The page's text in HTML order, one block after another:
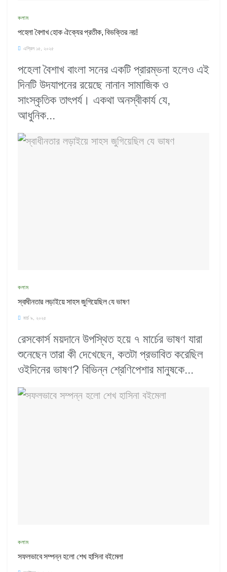
কলাম
পহেলা বৈশাখ হোক ঐক্যের প্রতীক, বিভক্তির নয়!
এপ্রিল ১৫, ২০২৫
পহেলা বৈশাখ বাংলা সনের একটি প্রারম্ভনা হলেও এই
দিনটি উদযাপনের রয়েছে নানান সামাজিক ও
সাংস্কৃতিক তাৎপর্য। একথা অনস্বীকা‍র্য যে,
আধুনিক...
কলাম
স্বাধীনতার লড়াইয়ে সাহস জুগিয়েছিল যে ভাষণ
মার্চ ৯, ২০২৫
রেসকোর্স ময়দানে উপস্থিত হয়ে ৭ মার্চের ভাষণ যারা
শুনেছেন তারা কী দেখেছেন, কতটা প্রভাবিত করেছিল
ওইদিনের ভাষণ? বিভিন্ন শ্রেণিপেশার মানুষকে...
কলাম
সফলভাবে সম্পন্ন হলো শেখ হাসিনা বইমেলা